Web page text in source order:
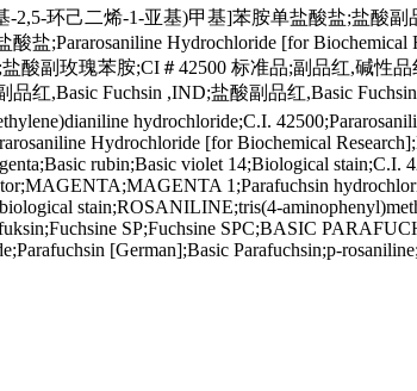
-2,5-环己二烯-1-亚基)甲基]苯胺单盐酸盐;盐酸
酸盐;Pararosaniline Hydrochloride [for
酸副玫瑰苯胺;CI＃42500 标准品;副品红,碱性
品红,Basic Fuchsin ,IND;盐酸副品红,Basic
hydrochloride;C.I.
Hydrochloride [for Biochemical
rubin;Basic violet 14;Biological stain;C.I.
1;Parafuchsin
stain;ROSANILINE;tris(4-
SP;Fuchsine SPC;BASIC
[German];Basic Parafuchsin;p-